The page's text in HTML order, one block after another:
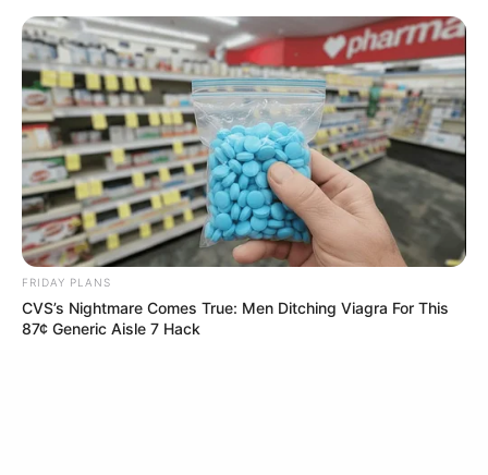
Men 45+ Are Trying This To Perform Better
MEDVI
เว็บไซต์นี้ใช้คุกกี้
เพื่อการนำเสนอเนื้อหาที่ดี รวมถึงการจัดการข้อมูลส่วนบุคคล เพื่อให้คุณได้รับ
ประสบการณ์ที่ดีบนบริการของเว็บไซต์เรา หากคุณใช้บริการเว็บไซต์นี้ต่อไปโดย
ไม่มีการปรับตั้งค่าใดๆนั้น แสดงว่าคุณยอมรับนโยบายคุกกี้และนโยบายส่วน
บุคคลของเรา
ยอมรับ เรียนรู้เพิ่มเติม
FRIDAY PLANS
CVS’s Nightmare Comes True: Men Ditching Viagra For This
87¢ Generic Aisle 7 Hack